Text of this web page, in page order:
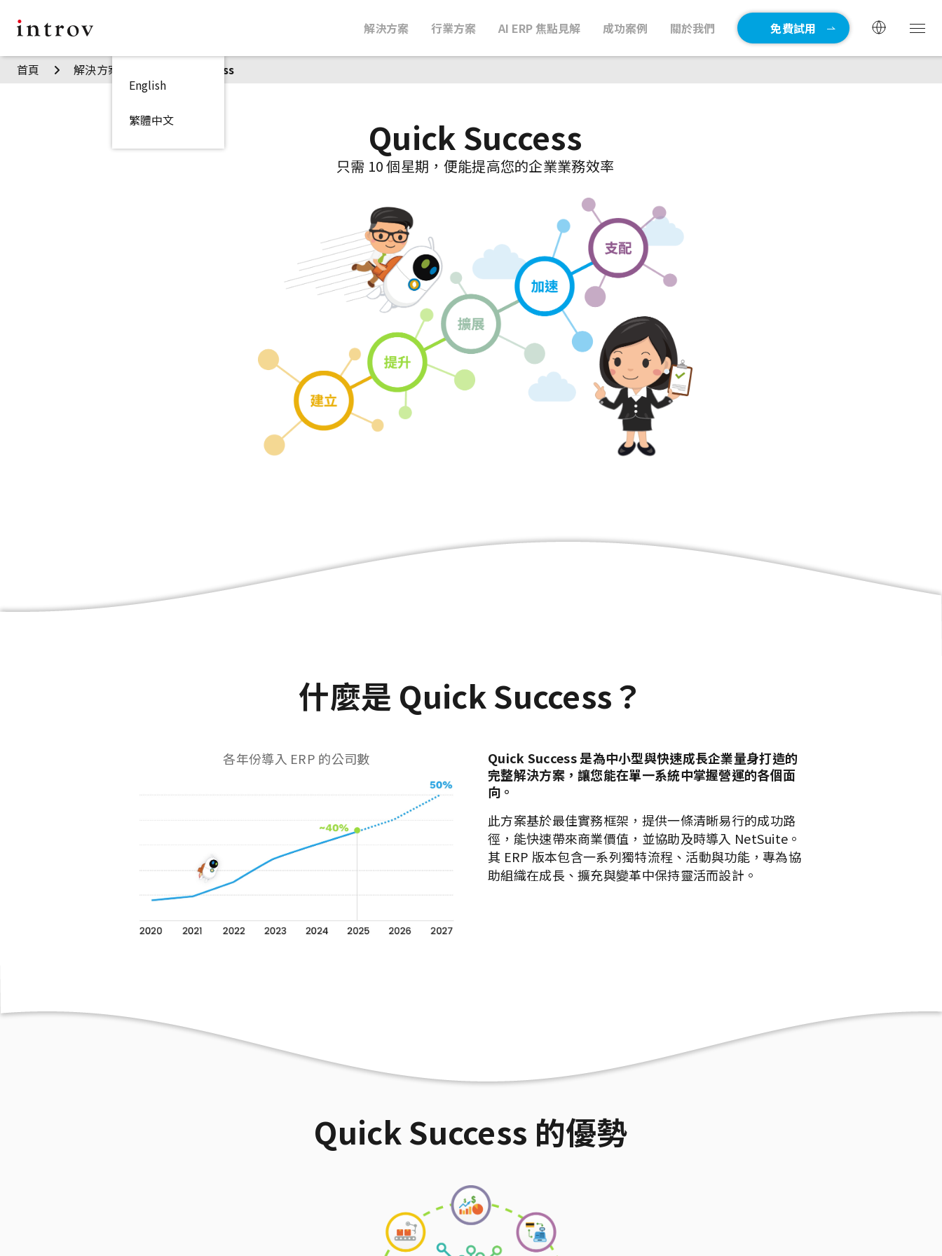
解決方案 行業方案 AI ERP 焦點見解 成功案例 關於我們 免費試用
English
繁體中文
首頁 解決方案 Quick Success
Quick Success
只需 10 個星期，便能提高您的企業業務效率
什麼是 Quick Success？
各年份導入 ERP 的公司數
Quick Success 是為中小型與快速成長企業量身打造的
完整解決方案，讓您能在單一系統中掌握營運的各個面
向。
此方案基於最佳實務框架，提供一條清晰易行的成功路
徑，能快速帶來商業價值，並協助及時導入 NetSuite。
其 ERP 版本包含一系列獨特流程、活動與功能，專為協
助組織在成長、擴充與變革中保持靈活而設計。
Quick Success 的優勢